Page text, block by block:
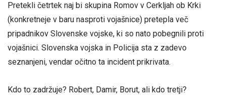
Pretekli četrtek naj bi skupina Romov v Cerkljah ob Krki
(konkretneje v baru nasproti vojašnice) pretepla več
pripadnikov Slovenske vojske, ki so nato pobegnili proti
vojašnici. Slovenska vojska in Policija sta z zadevo
seznanjeni, vendar očitno ta incident prikrivata.
Kdo to zadržuje? Robert, Damir, Borut, ali kdo tretji?